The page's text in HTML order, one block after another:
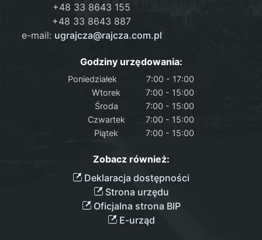
+48 33 8643 155
+48 33 8643 887
e-mail: ugrajcza@rajcza.com.pl
Godziny urzędowania:
Poniedziałek
7:00 - 17:00
Wtorek
7:00 - 15:00
Środa
7:00 - 15:00
Czwartek
7:00 - 15:00
Piątek
7:00 - 15:00
Zobacz również:
Deklaracja dostępności
Strona urzędu
Oficjalna strona BIP
E-urząd